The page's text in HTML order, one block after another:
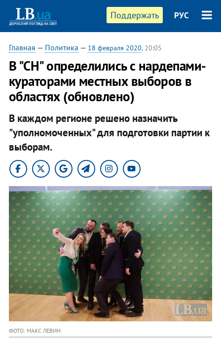
Поддержать РУС
Главная — Политика — 18 февраля 2020, 20:05
В "СН" определились с нардепами-
кураторами местных выборов в
областях (обновлено)
В каждом регионе решено назначить
"уполномоченных" для подготовки партии к
выборам.
ФОТО: МАКС ЛЕВИН